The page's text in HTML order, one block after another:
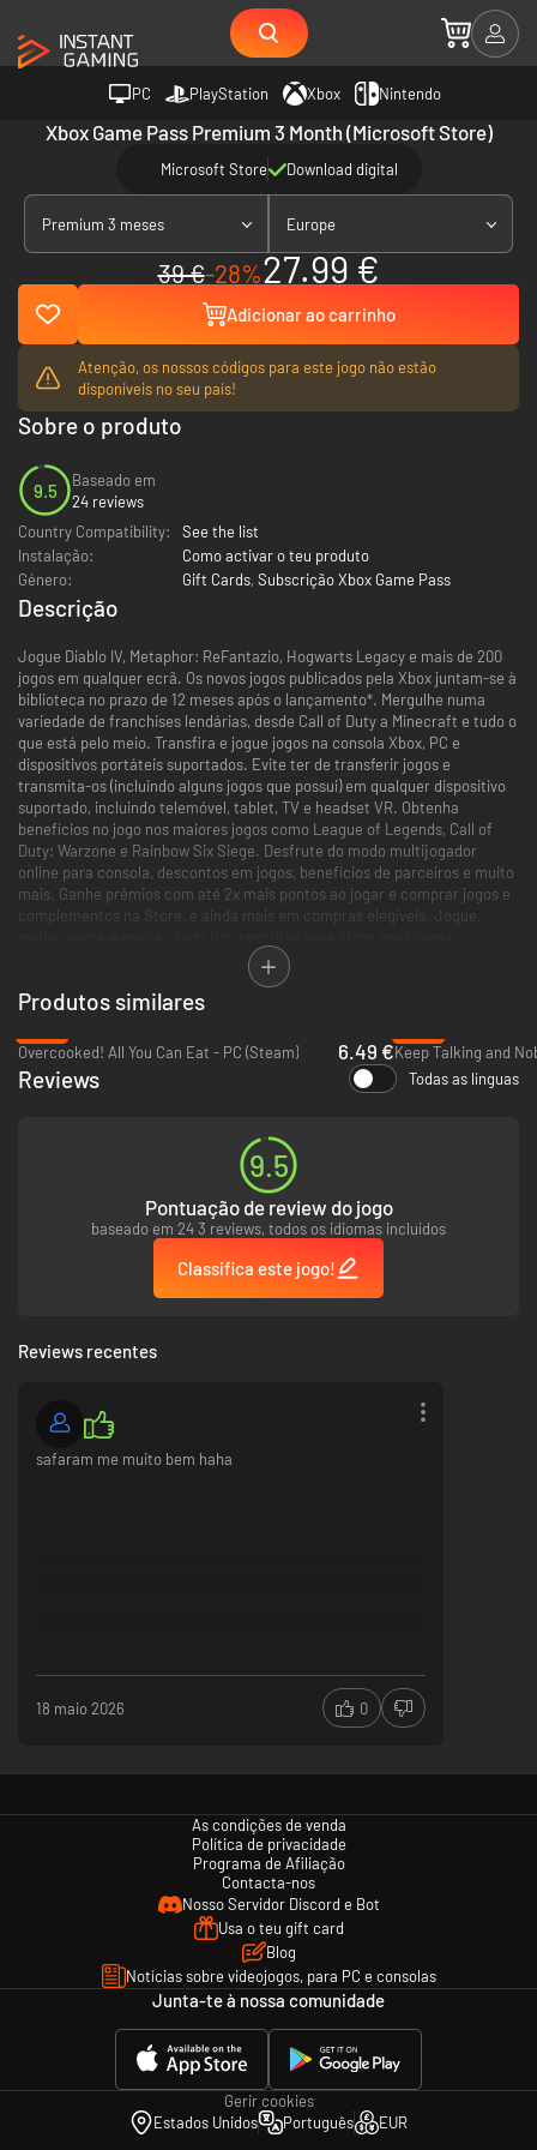
PC PlayStation Xbox Nintendo
Xbox Game Pass Premium 3 Month (Microsoft Store)
Microsoft Store Download digital
Premium 3 meses Europe
39 €-28%27.99 €
Adicionar ao carrinho
Atenção, os nossos códigos para este jogo não estão
disponíveis no seu país!
Sobre o produto
9.5
Baseado em
24 reviews
Country Compatibility:
See the list
Instalação:
Como activar o teu produto
Género:
Gift Cards, Subscrição Xbox Game Pass
Descrição
Jogue Diablo IV, Metaphor: ReFantazio, Hogwarts Legacy e mais de 200
jogos em qualquer ecrã. Os novos jogos publicados pela Xbox juntam-se à
biblioteca no prazo de 12 meses após o lançamento*. Mergulhe numa
variedade de franchises lendárias, desde Call of Duty a Minecraft e tudo o
que está pelo meio. Transfira e jogue jogos na consola Xbox, PC e
dispositivos portáteis suportados. Evite ter de transferir jogos e
transmita-os (incluindo alguns jogos que possui) em qualquer dispositivo
suportado, incluindo telemóvel, tablet, TV e headset VR. Obtenha
benefícios no jogo nos maiores jogos como League of Legends, Call of
Duty: Warzone e Rainbow Six Siege. Desfrute do modo multijogador
online para consola, descontos em jogos, benefícios de parceiros e muito
mais. Ganhe prémios com até 2x mais pontos ao jogar e comprar jogos e
complementos na Store, e ainda mais em compras elegíveis. Jogue,
Rewards. Encontre a sua comunidade com a Xbox e jogue onde quiser.
Inicie sessão para ver as suas ofertas disponíveis. As ofertas
promocionais podem não ser válidas para todos os membros e só estão
a subscrição continua a ser cobrada ao preço normal e no período
especificado, a menos que seja cancelada na conta Microsoft. Receberá
uma notificação antes de qualquer alteração de preços. No Japão, o
ser aplicadas outras restrições geográficas. Consulte os termos em
https://xbox.com/subscriptionterms.
Produtos similares
Overcooked! All You Can Eat - PC (Steam)
6.49 €
Reviews Todas as línguas
9.5
Pontuação de review do jogo
baseado em 24 3 reviews, todos os idiomas incluídos
Classifica este jogo!
Reviews recentes
safaram me muito bem haha
18 maio 2026 0
As condições de venda
Política de privacidade
Programa de Afiliação
Contacta-nos
Nosso Servidor Discord e Bot
Usa o teu gift card
Blog
Notícias sobre videojogos, para PC e consolas
Junta-te à nossa comunidade
Gerir cookies
Estados Unidos
Português EUR